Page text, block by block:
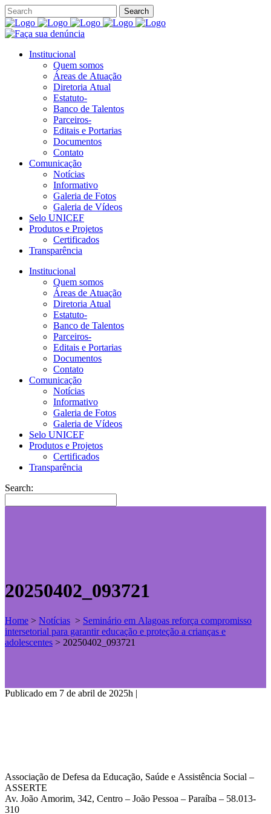
Institucional
Quem somos
Áreas de Atuação
Diretoria Atual
Estatuto-
Banco de Talentos
Parceiros-
Editais e Portarias
Documentos
Contato
Comunicação
Notícias
Informativo
Galeria de Fotos
Galeria de Vídeos
Selo UNICEF
Produtos e Projetos
Certificados
Transparência
Institucional
Quem somos
Áreas de Atuação
Diretoria Atual
Estatuto-
Banco de Talentos
Parceiros-
Editais e Portarias
Documentos
Contato
Comunicação
Notícias
Informativo
Galeria de Fotos
Galeria de Vídeos
Selo UNICEF
Produtos e Projetos
Certificados
Transparência
Search:
20250402_093721
Home > Notícias > Seminário em Alagoas reforça compromisso
intersetorial para garantir educação e proteção a crianças e
adolescentes > 20250402_093721
Publicado em 7 de abril de 2025h |
Associação de Defesa da Educação, Saúde e Assistência Social –
ASSERTE
Av. João Amorim, 342, Centro – João Pessoa – Paraíba – 58.013-
310